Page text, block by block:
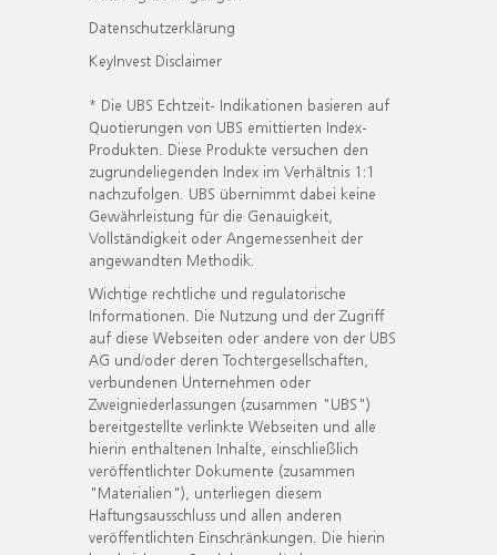
Datenschutzerklärung
KeyInvest Disclaimer
* Die UBS Echtzeit- Indikationen basieren auf
Quotierungen von UBS emittierten Index-
Produkten. Diese Produkte versuchen den
zugrundeliegenden Index im Verhältnis 1:1
nachzufolgen. UBS übernimmt dabei keine
Gewährleistung für die Genauigkeit,
Vollständigkeit oder Angemessenheit der
angewandten Methodik.
Wichtige rechtliche und regulatorische
Informationen. Die Nutzung und der Zugriff
auf diese Webseiten oder andere von der UBS
AG und/oder deren Tochtergesellschaften,
verbundenen Unternehmen oder
Zweigniederlassungen (zusammen "UBS")
bereitgestellte verlinkte Webseiten und alle
hierin enthaltenen Inhalte, einschließlich
veröffentlichter Dokumente (zusammen
"Materialien"), unterliegen diesem
Haftungsausschluss und allen anderen
veröffentlichten Einschränkungen. Die hierin